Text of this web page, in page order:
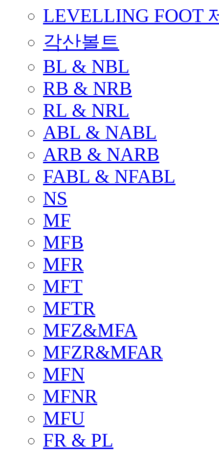
LEVELLING FOOT
각산볼트
BL & NBL
RB & NRB
RL & NRL
ABL & NABL
ARB & NARB
FABL & NFABL
NS
MF
MFB
MFR
MFT
MFTR
MFZ&MFA
MFZR&MFAR
MFN
MFNR
MFU
FR & PL